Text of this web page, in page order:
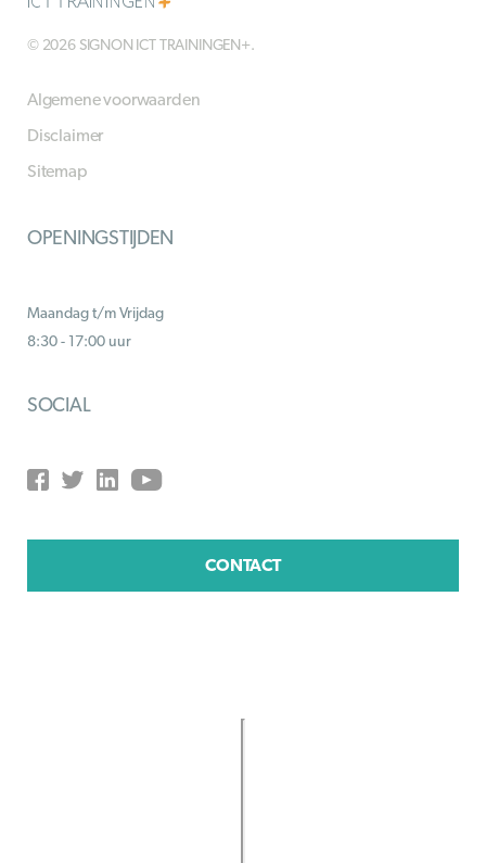
© 2026 SIGNON ICT TRAININGEN+.
Algemene voorwaarden
Disclaimer
Sitemap
OPENINGSTIJDEN
Maandag t/m Vrijdag
8:30 - 17:00 uur
SOCIAL
CONTACT